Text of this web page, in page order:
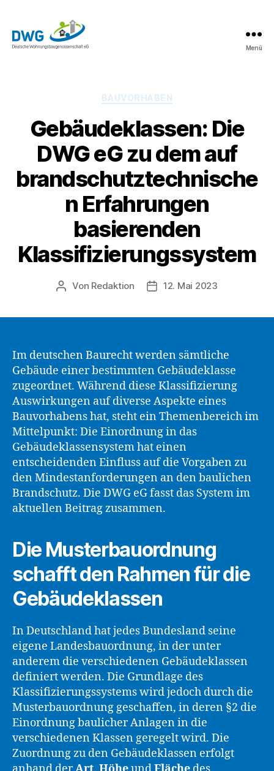
Menü
Kategorien
BAUVORHABEN
Gebäudeklassen: Die
DWG eG zu dem auf
brandschutztechnische
n Erfahrungen
basierenden
Klassifizierungssystem
Beitragsautor
Von Redaktion Beitragsdatum
12. Mai 2023
Im deutschen Baurecht werden sämtliche
Gebäude einer bestimmten Gebäudeklasse
zugeordnet. Während diese Klassifizierung
Auswirkungen auf diverse Aspekte eines
Bauvorhabens hat, steht ein Themenbereich im
Mittelpunkt: Die Einordnung in das
Gebäudeklassensystem hat einen
entscheidenden Einfluss auf die Vorgaben zu
den Mindestanforderungen an den baulichen
Brandschutz. Die DWG eG fasst das System im
aktuellen Beitrag zusammen.
Die Musterbauordnung
schafft den Rahmen für die
Gebäudeklassen
In Deutschland hat jedes Bundesland seine
eigene Landesbauordnung, in der unter
anderem die verschiedenen Gebäudeklassen
definiert werden. Die Grundlage des
Klassifizierungssystems wird jedoch durch die
Musterbauordnung geschaffen, in deren §2 die
Einordnung baulicher Anlagen in die
verschiedenen Klassen geregelt wird. Die
Zuordnung zu den Gebäudeklassen erfolgt